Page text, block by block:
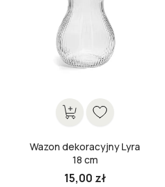
Wazon dekoracyjny Lyra
18 cm
15,00 zł